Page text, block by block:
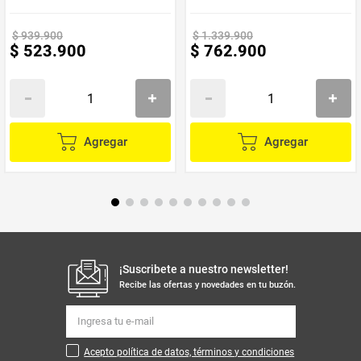
Usar una base o cama adecuada
Rotar el colchón regularmente
Utilizar un protector de colchón para mantener su higiene
Colchón Blaser Doble Pillow 140 cm
, tendrás un descanso
confortable, duradero y de alta calidad, respaldado por la garantía
de un producto colombiano confiable. ¡Convierte tu cama en un
espacio ideal para relajarte!
$939.900
$ 523.900
Agregar
$1.339.900
$ 762.900
Agregar
¡Suscribete a nuestro newsletter!
Recibe las ofertas y novedades en tu buzón.
Acepto política de datos, términos y condiciones